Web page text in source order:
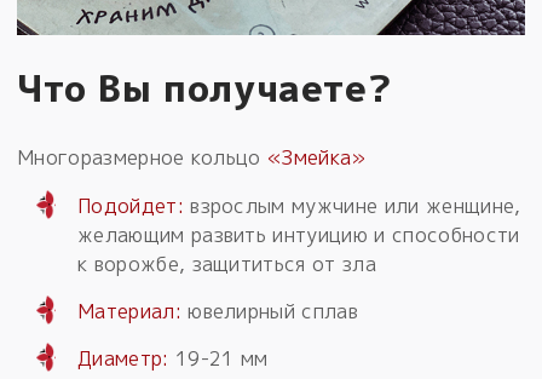
Что Вы получаете?
Многоразмерное кольцо «Змейка»
Подойдет: взрослым мужчине или женщине,
желающим развить интуицию и способности
к ворожбе, защититься от зла
Материал: ювелирный сплав
Диаметр: 19-21 мм